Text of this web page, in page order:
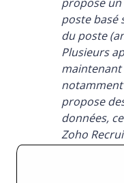
propose
poste basé
du poste
Plusieurs
maintenant
notamment
propose
données,
Zoho